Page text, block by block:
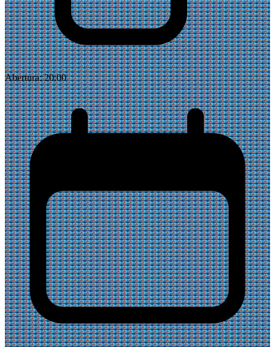
Abertura:20:00